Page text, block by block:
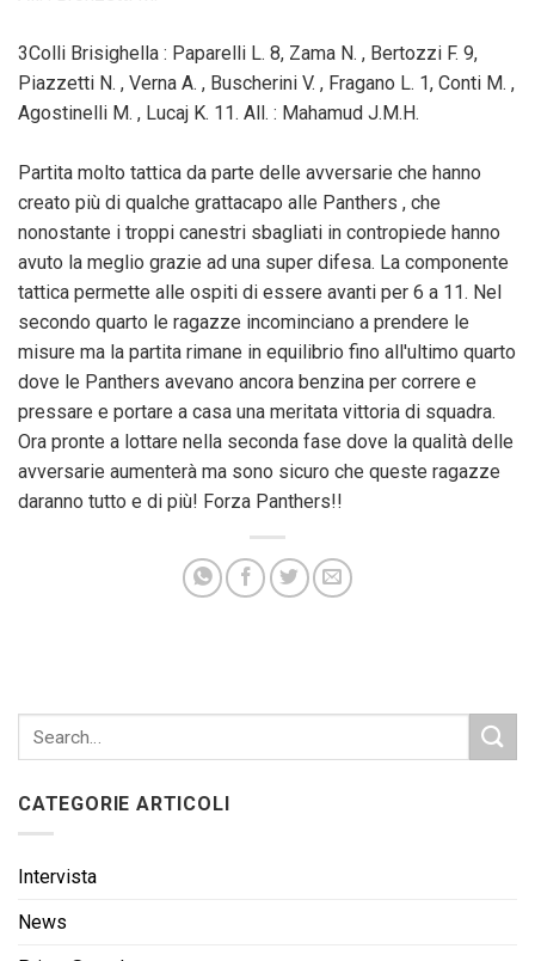
3Colli Brisighella : Paparelli L. 8, Zama N. , Bertozzi F. 9,
Piazzetti N. , Verna A. , Buscherini V. , Fragano L. 1, Conti M. ,
Agostinelli M. , Lucaj K. 11. All. : Mahamud J.M.H.
Partita molto tattica da parte delle avversarie che hanno
creato più di qualche grattacapo alle Panthers , che
nonostante i troppi canestri sbagliati in contropiede hanno
avuto la meglio grazie ad una super difesa. La componente
tattica permette alle ospiti di essere avanti per 6 a 11. Nel
secondo quarto le ragazze incominciano a prendere le
misure ma la partita rimane in equilibrio fino all'ultimo quarto
dove le Panthers avevano ancora benzina per correre e
pressare e portare a casa una meritata vittoria di squadra.
Ora pronte a lottare nella seconda fase dove la qualità delle
avversarie aumenterà ma sono sicuro che queste ragazze
daranno tutto e di più! Forza Panthers!!
CATEGORIE ARTICOLI
Intervista
News